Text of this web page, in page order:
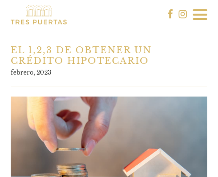
EL 1,2,3 DE OBTENER UN
CRÉDITO HIPOTECARIO
febrero, 2023